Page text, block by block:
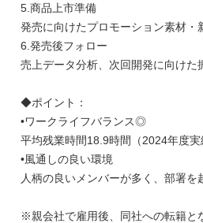
5.商品上市準備
発売に向けたプロモーション素材・
6.発売後フォロー
売上データ分析、次回開発に向けた
◆ポイント：
•ワークライフバランス◎
平均残業時間18.9時間（2024年度
•風通しの良い環境
人柄の良いメンバーが多く、部署を
※親会社で雇用後、同社への転籍と